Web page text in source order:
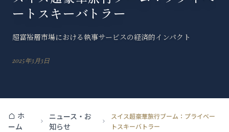
ートスキーバトラー
超富裕層市場における執事サービスの経済的インパクト
2025年3月3日
ホ
ーム
ニュース・お
知らせ
スイス超豪華旅行ブーム：プライベー
トスキーバトラー